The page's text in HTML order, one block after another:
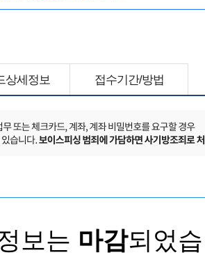
상세정보 접수기간/방법
보는 마감되었